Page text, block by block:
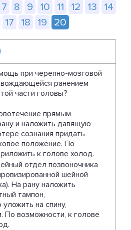
7 8 9 10 11 12 13
14
17 18 19 20
при черепно-мозговой
ранением
части головы?
прямым
и наложить давящую
сознания придать
положение. По
к голове холод.
отдел позвоночника
шейной
На рану наложить
тампон,
на спину,
По возможности, к голове